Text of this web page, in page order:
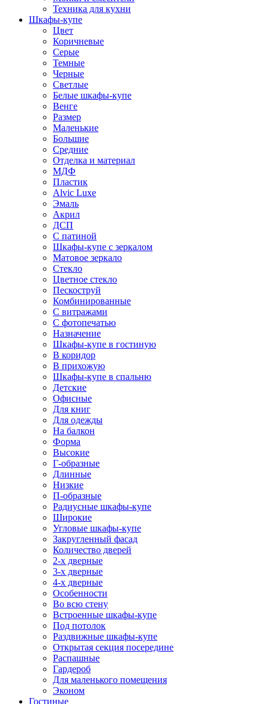
Техника для кухни
Шкафы-купе
Цвет
Коричневые
Серые
Темные
Черные
Светлые
Белые шкафы-купе
Венге
Размер
Маленькие
Большие
Средние
Отделка и материал
МДФ
Пластик
Alvic Luxe
Эмаль
Акрил
ДСП
С патиной
Шкафы-купе с зеркалом
Матовое зеркало
Стекло
Цветное стекло
Пескоструй
Комбинированные
С витражами
С фотопечатью
Назначение
Шкафы-купе в гостиную
В коридор
В прихожую
Шкафы-купе в спальню
Детские
Офисные
Для книг
Для одежды
На балкон
Форма
Высокие
Г-образные
Длинные
Низкие
П-образные
Радиусные шкафы-купе
Широкие
Угловые шкафы-купе
Закругленный фасад
Количество дверей
2-х дверные
3-х дверные
4-х дверные
Особенности
Во всю стену
Встроенные шкафы-купе
Под потолок
Раздвижные шкафы-купе
Открытая секция посередине
Распашные
Гардероб
Для маленького помещения
Эконом
Гостиные